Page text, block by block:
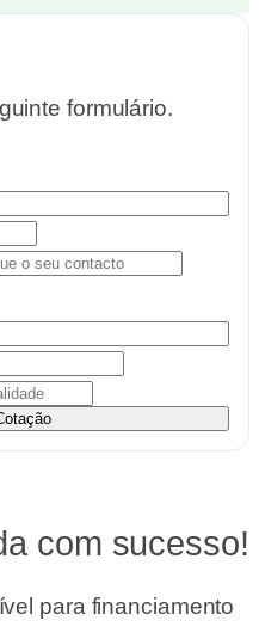
formulário.
com sucesso!
para financiamento